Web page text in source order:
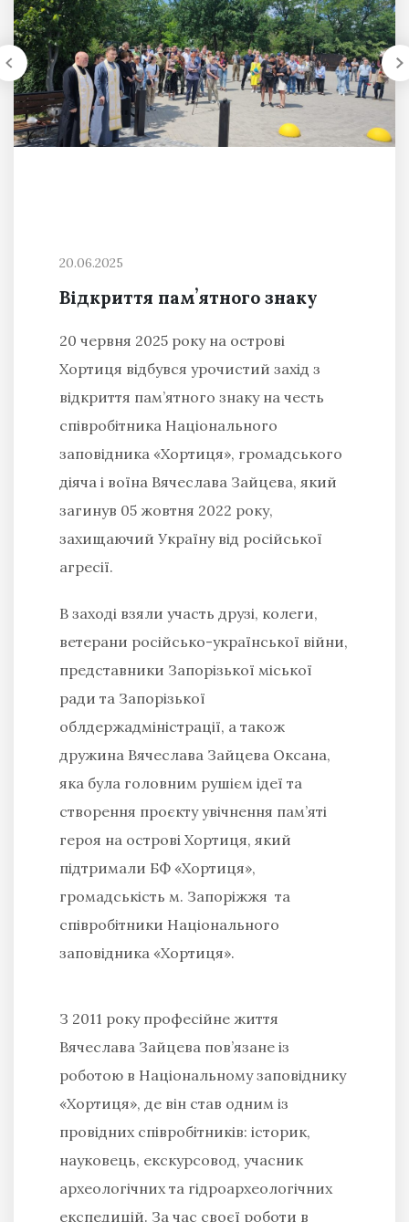
20.06.2025
Відкриття памʼятного знаку
20 червня 2025 року на острові
Хортиця відбувся урочистий захід з
відкриття пам’ятного знаку на честь
співробітника Національного
заповідника «Хортиця», громадського
діяча і воїна Вячеслава Зайцева, який
загинув 05 жовтня 2022 року,
захищаючий Україну від російської
агресії.
В заході взяли участь друзі, колеги,
ветерани російсько-української війни,
представники Запорізької міської
ради та Запорізької
облдержадміністрації, а також
дружина Вячеслава Зайцева Оксана,
яка була головним рушієм ідеї та
створення проєкту увічнення пам’яті
героя на острові Хортиця, який
підтримали БФ «Хортиця»,
громадськість м. Запоріжжя та
співробітники Національного
заповідника «Хортиця».
З 2011 року професійне життя
Вячеслава Зайцева пов’язане із
роботою в Національному заповіднику
«Хортиця», де він став одним із
провідних співробітників: історик,
науковець, екскурсовод, учасник
археологічних та гідроархеологічних
експедицій. За час своєї роботи в